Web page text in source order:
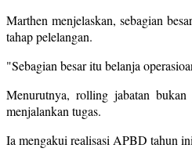
Marthen menjelaskan, sebagian
tahap pelelangan.
"Sebagian besar itu belanja
Menurutnya, rolling jabatan bukan
menjalankan tugas.
Ia mengakui realisasi APBD tahun